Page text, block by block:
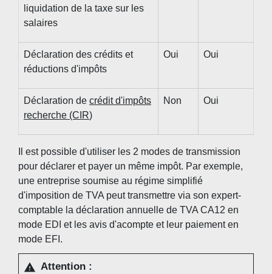
liquidation de la taxe sur les
salaires
Déclaration des crédits et
réductions d'impôts
Oui Oui
Déclaration de crédit d'impôts
recherche (CIR)
Non Oui
Il est possible d'utiliser les 2 modes de transmission
pour déclarer et payer un même impôt. Par exemple,
une entreprise soumise au régime simplifié
d'imposition de TVA peut transmettre via son expert-
comptable la déclaration annuelle de TVA CA12 en
mode EDI et les avis d'acompte et leur paiement en
mode EFI.
warning Attention :